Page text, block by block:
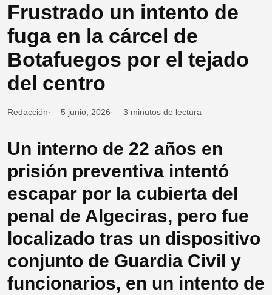
Frustrado un intento de
fuga en la cárcel de
Botafuegos por el tejado
del centro
Redacción 5 junio, 2026 3 minutos de lectura
Un interno de 22 años en
prisión preventiva intentó
escapar por la cubierta del
penal de Algeciras, pero fue
localizado tras un dispositivo
conjunto de Guardia Civil y
funcionarios, en un intento de